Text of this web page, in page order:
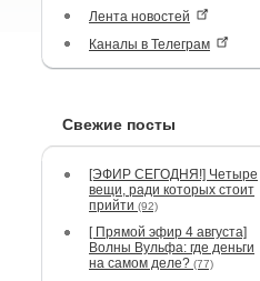
Лента новостей
Каналы в Телеграм
Свежие посты
[ЭФИР СЕГОДНЯ!] Четыре
вещи, ради которых стоит
прийти (92)
[ Прямой эфир 4 августа]
Волны Вульфа: где деньги
на самом деле? (77)